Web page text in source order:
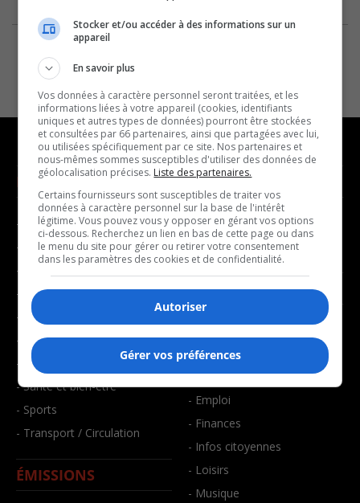
NOUVELLES
- Affaires municipales
- Communauté / Social
- Culture
- Économie
- Éducation
- Environnement
- Faits divers
- Santé et bien-être
- Sports
- Transport / Circulation
ÉMISSIONS
MUSIQUE
- Décompte franco
- Joué récemment
BALADOS
- Art de vivre
- Bien-être
- Emploi
- Finances
- Infos citoyennes
- Loisirs
- Musique
Stocker et/ou accéder à des informations sur un
appareil
En savoir plus
Vos données à caractère personnel seront traitées, et les
informations liées à votre appareil (cookies, identifiants
uniques et autres types de données) pourront être stockées
et consultées par 66 partenaires, ainsi que partagées avec lui,
ou utilisées spécifiquement par ce site. Nos partenaires et
nous-mêmes sommes susceptibles d'utiliser des données de
géolocalisation précises. Liste des partenaires.
Certains fournisseurs sont susceptibles de traiter vos
données à caractère personnel sur la base de l'intérêt
légitime. Vous pouvez vous y opposer en gérant vos options
ci-dessous. Recherchez un lien en bas de cette page ou dans
le menu du site pour gérer ou retirer votre consentement
dans les paramètres des cookies et de confidentialité.
Autoriser
Gérer vos préférences